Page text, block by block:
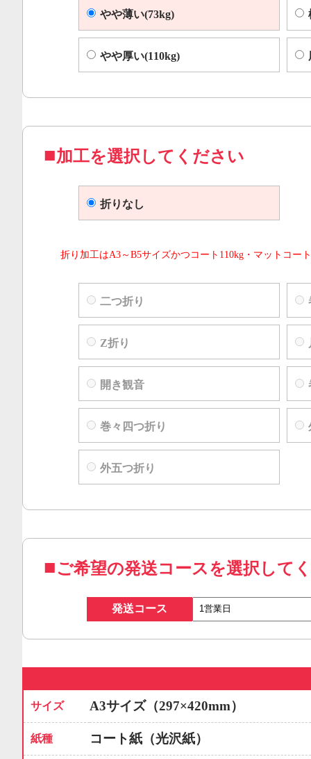
やや薄い(73kg)
やや厚い(110kg)
加工を選択してください
折りなし
折り加工はA3～B5サイズかつコート110kg・マットコー
二つ折り
Z折り
開き観音
巻々四つ折り
外五つ折り
ご希望の発送コースを選択して
発送コース
サイズ A3サイズ（297×420mm）
紙種 コート紙（光沢紙）